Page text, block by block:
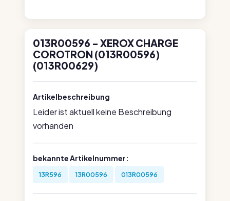
013R00596 - XEROX CHARGE
COROTRON (013R00596)
(013R00629)
Artikelbeschreibung
Leider ist aktuell keine Beschreibung
vorhanden
bekannte Artikelnummer:
13R596 13R00596 013R00596